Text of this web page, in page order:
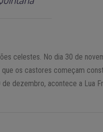
celestes. No dia 30 de
os castores começam
dezembro, acontece a Lua